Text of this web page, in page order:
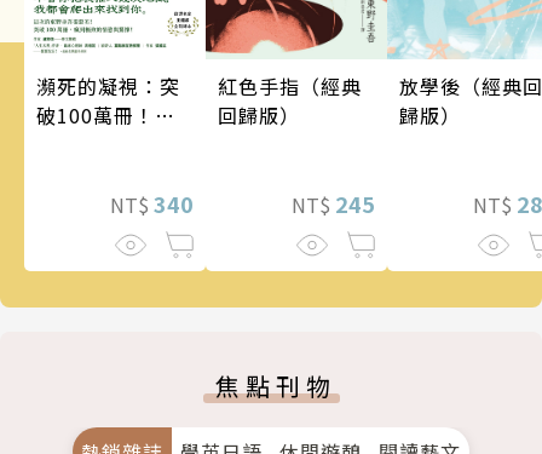
瀕死的凝視：突
破100萬冊！這
的情慾與驚悚！
NT$ 340
紅色手指（經典
回歸版）
NT$ 245
放學後（經典回
歸版）
NT$
焦點刊物